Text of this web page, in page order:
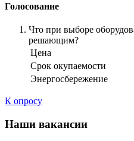
Голосование
Что при выборе
решающим?
Цена
Срок окупаемости
Энергосбережение
К опросу
Наши вакансии